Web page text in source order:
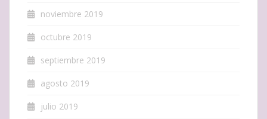
noviembre 2019
octubre 2019
septiembre 2019
agosto 2019
julio 2019